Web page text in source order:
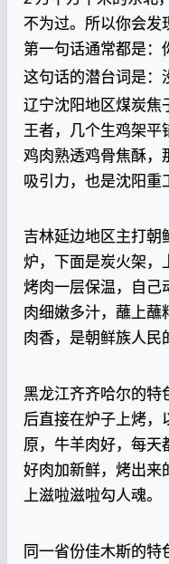
不为过。所以你会发
第一句话通常都是：
这句话的潜台词是：
辽宁沈阳地区煤炭焦
王者，几个生鸡架平
鸡肉熟透鸡骨焦酥，
吸引力，也是沈阳重
吉林延边地区主打朝
炉，下面是炭火架，
烤肉一层保温，自己
肉细嫩多汁，蘸上蘸
肉香，是朝鲜族人民
黑龙江齐齐哈尔的特
后直接在炉子上烤，
原，牛羊肉好，每天
好肉加新鲜，烤出来
上滋啦滋啦勾人魂。
同一省份佳木斯的特